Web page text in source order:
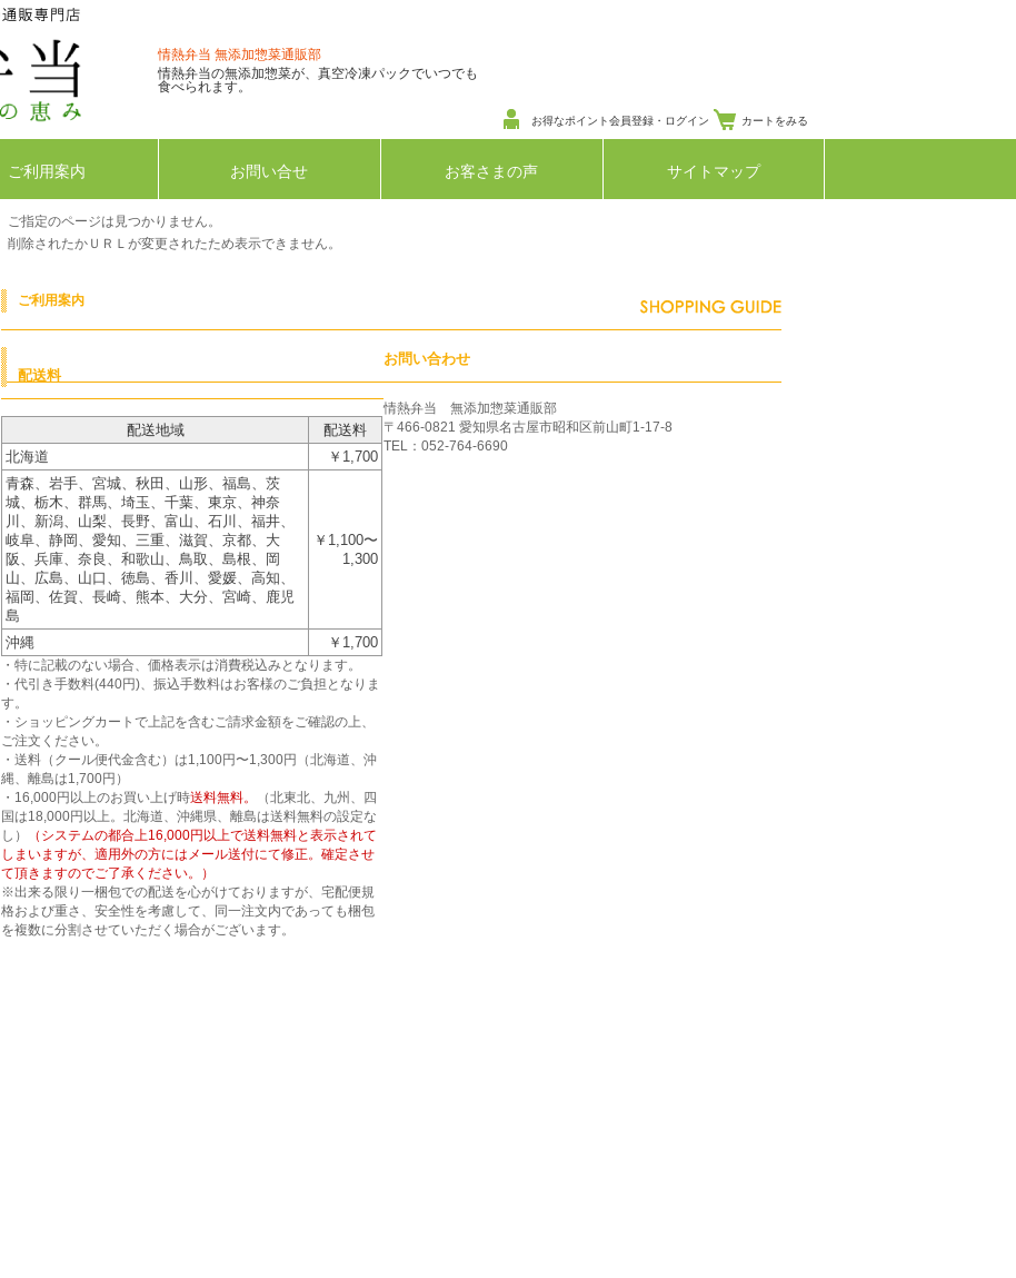
情熱弁当 無添加惣菜通販部
情熱弁当の無添加惣菜が、真空冷凍パックでいつでも
食べられます。
お得なポイント会員登録・ログイン カートをみる
ご利用案内 お問い合せ お客さまの声 サイトマップ
ご指定のページは見つかりません。
削除されたかＵＲＬが変更されたため表示できません。
ご利用案内
配送料
配送地域
配送料
北海道
￥1,700
青森、岩手、宮城、秋田、山形、福島、茨
城、栃木、群馬、埼玉、千葉、東京、神奈
川、新潟、山梨、長野、富山、石川、福井、
岐阜、静岡、愛知、三重、滋賀、京都、大
阪、兵庫、奈良、和歌山、鳥取、島根、岡
山、広島、山口、徳島、香川、愛媛、高知、
福岡、佐賀、長崎、熊本、大分、宮崎、鹿児
島
￥1,100〜
1,300
沖縄 ￥1,700
・特に記載のない場合、価格表示は消費税込みとなります。
・代引き手数料(440円)、振込手数料はお客様のご負担となりま
す。
・ショッピングカートで上記を含むご請求金額をご確認の上、
ご注文ください。
・送料（クール便代金含む）は1,100円〜1,300円（北海道、沖
縄、離島は1,700円）
・16,000円以上のお買い上げ時送料無料。
（北東北、九州、四
国は18,000円以上。北海道、沖縄県、離島は送料無料の設定な
し）
（システムの都合上16,000円以上で送料無料と表示されて
しまいますが、適用外の方にはメール送付にて修正。確定させ
て頂きますのでご了承ください。）
※出来る限り一梱包での配送を心がけておりますが、宅配便規
格および重さ、安全性を考慮して、同一注文内であっても梱包
を複数に分割させていただく場合がございます。
お問い合わせ
情熱弁当 無添加惣菜通販部
〒466-0821 愛知県名古屋市昭和区前山町1-17-8
TEL：052-764-6690